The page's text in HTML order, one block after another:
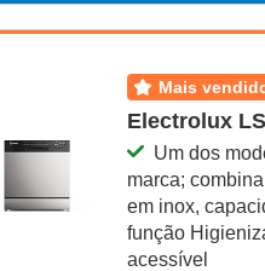
mais
Electrolux
Um dos
marca;
em inox,
função
acessível